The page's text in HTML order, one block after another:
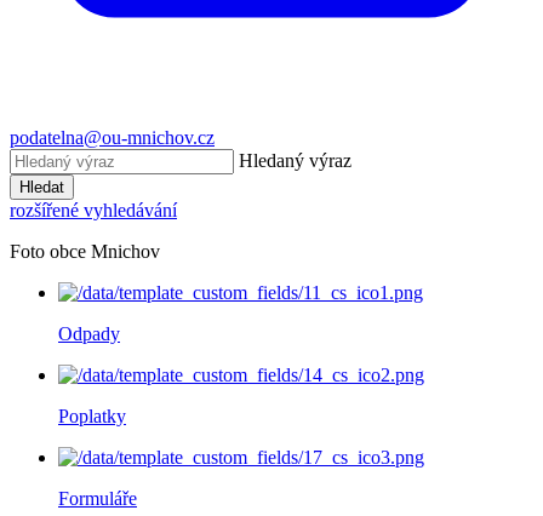
podatelna@ou-mnichov.cz
Hledaný výraz
Hledat
rozšířené vyhledávání
Foto obce Mnichov
Odpady
Poplatky
Formuláře